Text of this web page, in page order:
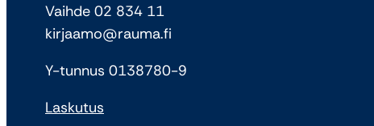
Vaihde 02 834 11
kirjaamo@rauma.fi
Y-tunnus 0138780-9
Laskutus